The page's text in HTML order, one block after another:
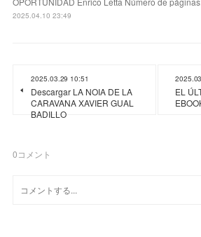
2025.04.10 23:49
2025.03.29 10:51
Descargar LA NOIA DE LA
CARAVANA XAVIER GUAL
BADILLO
EL
0コメント